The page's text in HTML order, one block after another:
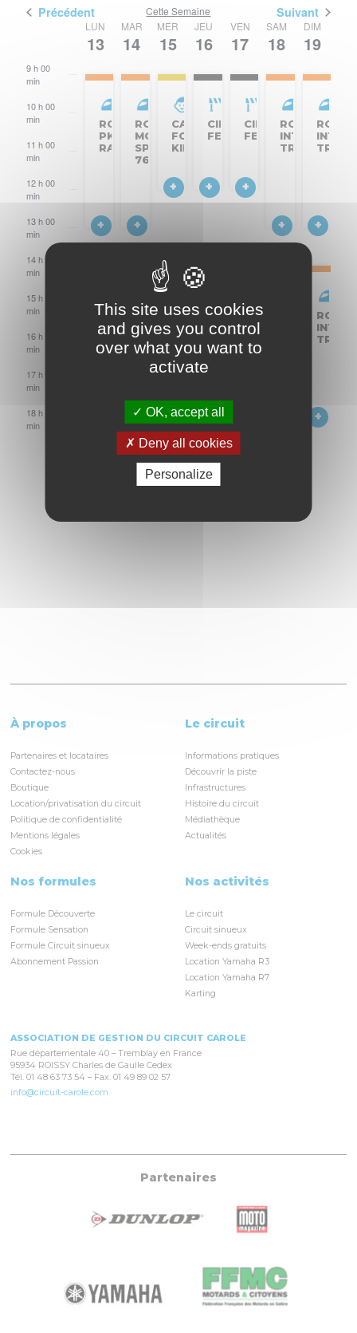
Précédent Cette Semaine Suivant
Semaine
du
Évènements
LUN
13
MAR
14
MER
15
JEU
16
VEN
17
SAM
18
DIM
19
9 h 00
min
10 h 00
min
11 h 00
min
12 h 00
min
13 h 00
min
14 h 00
min
15 h 00
min
16 h 00
min
17 h 00
min
18 h 00
min
ROULAGE
PK
RACING
ROULAGE
PK
RACING
ROULAGE
MOTO
SPORT
76
ROULAGE
MOTO
SPORT
76
CAROLE
FOR
KIDS
MOTO
SINUEUX
CIRCUIT
FERMÉ
ACCÈS
MOTO
CIRCUIT
FERMÉ
ACCÈS
MOTO
ROULAGE
INTER-
TRACK
ROULAGE
INTER-
TRACK
INTER-
TRACK
INTER-
TRACK
À propos
Partenaires et locataires
Contactez-nous
Boutique
Location/privatisation du circuit
Politique de confidentialité
Mentions légales
Cookies
Le circuit
Informations pratiques
Découvrir la piste
Infrastructures
Histoire du circuit
Médiathèque
Actualités
Nos formules
Formule Découverte
Formule Sensation
Formule Circuit sinueux
Abonnement Passion
Nos activités
Le circuit
Circuit sinueux
Week-ends gratuits
Location Yamaha R3
Location Yamaha R7
Karting
ASSOCIATION DE GESTION DU CIRCUIT CAROLE
Rue départementale 40 – Tremblay en France
95934 ROISSY Charles de Gaulle Cedex
Tél. 01 48 63 73 54 – Fax. 01 49 89 02 57
info@circuit-carole.com
Partenaires
This site uses cookies
and gives you control
over what you want to
activate
OK, accept all
Deny all cookies
Personalize